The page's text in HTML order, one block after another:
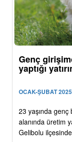
Genç
yaptığı
OCAK-ŞUBAT
23 yaşında
alanında üretim
Gelibolu